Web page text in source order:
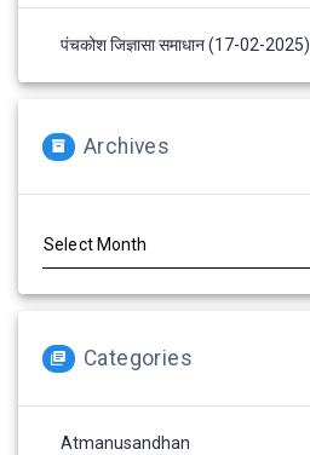
पंचकोश जिज्ञासा समाधान (17-02-2025)
Archives
Categories
Atmanusandhan